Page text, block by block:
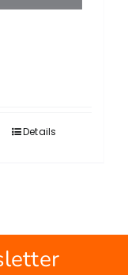
Details